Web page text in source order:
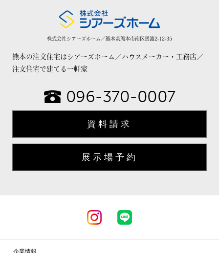
株式会社シアーズホーム／熊本県熊本市南区馬渡2-12-35
熊本の注文住宅はシアーズホーム／ハウスメーカー・工務店／
注文住宅で建てる一軒家
096-370-0007
資料請求
展示場予約
企業情報